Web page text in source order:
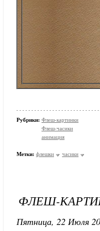
Рубрики: Флеш-картинки
Флеш-часики
анимация
Метки: флешки часики
ФЛЕШ-
Пятница, 22 Июля